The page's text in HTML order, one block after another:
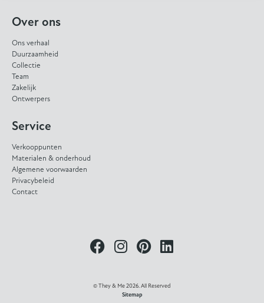
Over ons
Ons verhaal
Duurzaamheid
Collectie
Team
Zakelijk
Ontwerpers
Service
Verkooppunten
Materialen & onderhoud
Algemene voorwaarden
Privacybeleid
Contact
© They & Me 2026. All Reserved
Sitemap